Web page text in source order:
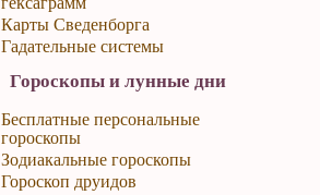
Карты Сведенборга
Гадательные системы
Гороскопы и лунные дни
Бесплатные персональные
гороскопы
Зодиакальные гороскопы
Гороскоп друидов